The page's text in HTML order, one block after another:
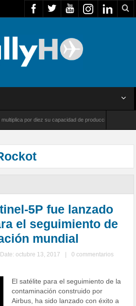
por diez su capacidad de producción de radares en
5P fue lanzado
el seguimiento de
mundial
Date: octubre 13, 2017
0 commentarios
El satélite para el seguimiento de la
contaminación construido por
Airbus, ha sido lanzado con éxito a